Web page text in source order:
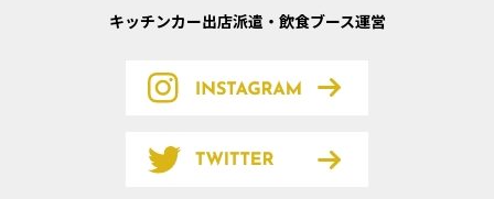
キッチンカー出店派遣・飲食ブース運営